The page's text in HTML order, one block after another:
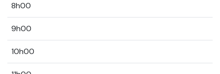
8h00
9h00
10h00